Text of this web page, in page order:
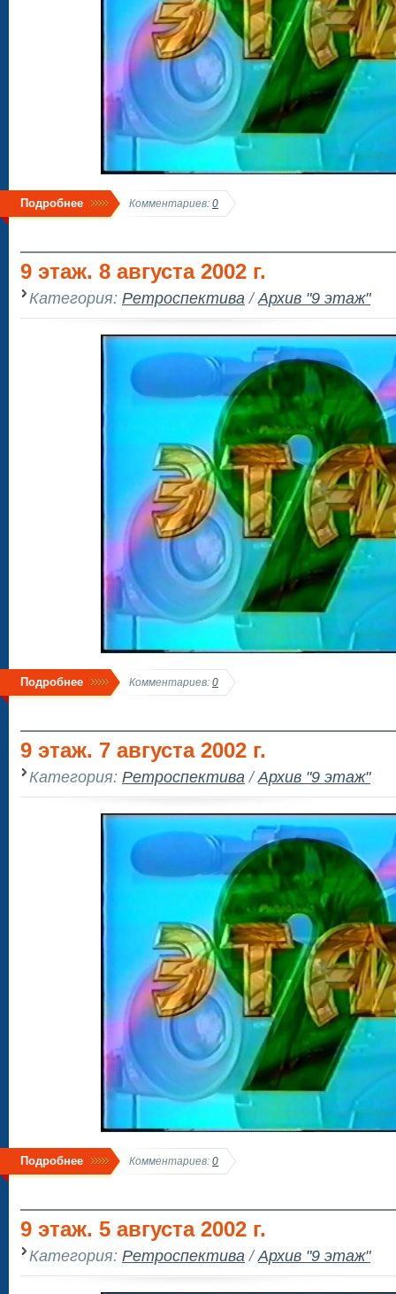
Подробнее Комментариев: 0
9 этаж. 8 августа 2002 г.
Категория: Ретроспектива /Архив "9 этаж"
Подробнее Комментариев: 0
9 этаж. 7 августа 2002 г.
Категория: Ретроспектива /Архив "9 этаж"
Подробнее Комментариев: 0
9 этаж. 5 августа 2002 г.
Категория: Ретроспектива /Архив "9 этаж"